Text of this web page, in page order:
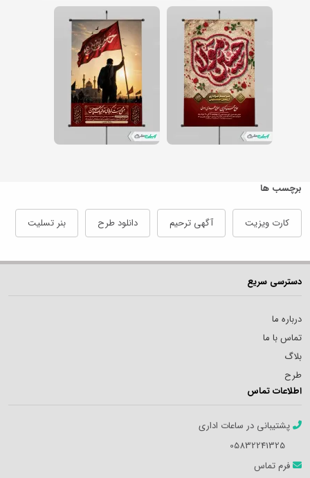
برچسب ها
کارت ویزیت آگهی ترحیم دانلود طرح بنر تسلیت
دسترسی سریع
درباره ما
تماس با ما
بلاگ
طرح
اطلاعات تماس
پشتیبانی در ساعات اداری
05832241325
فرم تماس